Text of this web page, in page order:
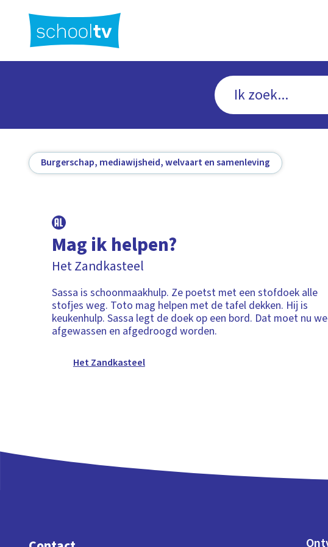
hoofdinhoud
Burgerschap, mediawijsheid, welvaart en samenleving
Mag ik helpen?
Het Zandkasteel
Sassa is schoonmaakhulp. Ze poetst met een stofdoek alle
stofjes weg. Toto mag helpen met de tafel dekken. Hij is
keukenhulp. Sassa legt de doek op een bord. Dat moet nu
afgewassen en afgedroogd worden.
Het Zandkasteel